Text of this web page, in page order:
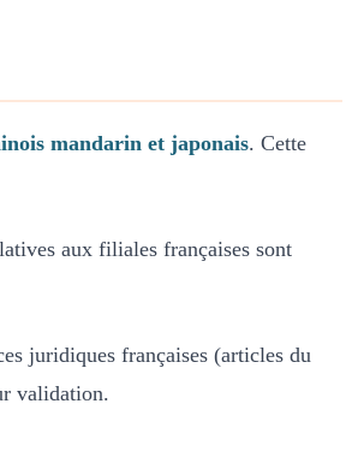
mandarin et japonais. Cette
aux filiales françaises sont
juridiques françaises (articles du
validation.